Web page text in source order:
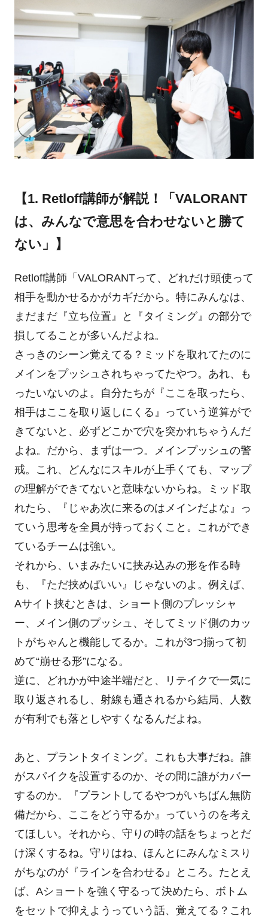
【1. Retloff講師が解説！「VALORANT
は、みんなで意思を合わせないと勝て
ない」】
Retloff講師「VALORANTって、どれだけ頭使って
相手を動かせるかがカギだから。特にみんなは、
まだまだ『立ち位置』と『タイミング』の部分で
損してることが多いんだよね。
さっきのシーン覚えてる？ミッドを取れてたのに
メインをプッシュされちゃってたやつ。あれ、も
ったいないのよ。自分たちが『ここを取ったら、
相手はここを取り返しにくる』っていう逆算がで
きてないと、必ずどこかで穴を突かれちゃうんだ
よね。だから、まずは一つ。メインプッシュの警
戒。これ、どんなにスキルが上手くても、マップ
の理解ができてないと意味ないからね。ミッド取
れたら、『じゃあ次に来るのはメインだよな』っ
ていう思考を全員が持っておくこと。これができ
ているチームは強い。
それから、いまみたいに挟み込みの形を作る時
も、『ただ挟めばいい』じゃないのよ。例えば、
Aサイト挟むときは、ショート側のプレッシャ
ー、メイン側のプッシュ、そしてミッド側のカッ
トがちゃんと機能してるか。これが3つ揃って初
めて“崩せる形”になる。
逆に、どれかが中途半端だと、リテイクで一気に
取り返されるし、射線も通されるから結局、人数
が有利でも落としやすくなるんだよね。
あと、プラントタイミング。これも大事だね。誰
がスパイクを設置するのか、その間に誰がカバー
するのか。『プラントしてるやつがいちばん無防
備だから、ここをどう守るか』っていうのを考え
てほしい。それから、守りの時の話をちょっとだ
け深くするね。守りはね、ほんとにみんなミスり
がちなのが『ラインを合わせる』ところ。たとえ
ば、Aショートを強く守るって決めたら、ボトム
をセットで抑えようっていう話、覚えてる？これ